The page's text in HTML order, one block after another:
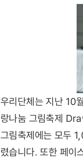
우리단체는 지난 10
랑나눔 그림축제
그림축제에는 모두
렸습니다. 또한 페이